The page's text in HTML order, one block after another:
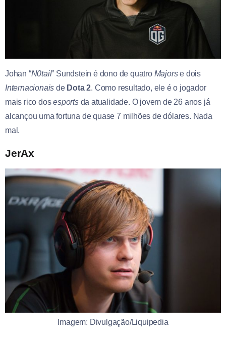
Johan “N0tail” Sundstein é dono de quatro Majorse dois
Internacionais de Dota 2. Como resultado, ele é o jogador
mais rico dosesportsda atualidade. O jovem de 26 anos já
alcançou uma fortuna de quase 7 milhões de dólares. Nada
mal.
JerAx
Imagem: Divulgação/Liquipedia